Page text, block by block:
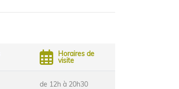
Horaires de
visite
de 12h à 20h30